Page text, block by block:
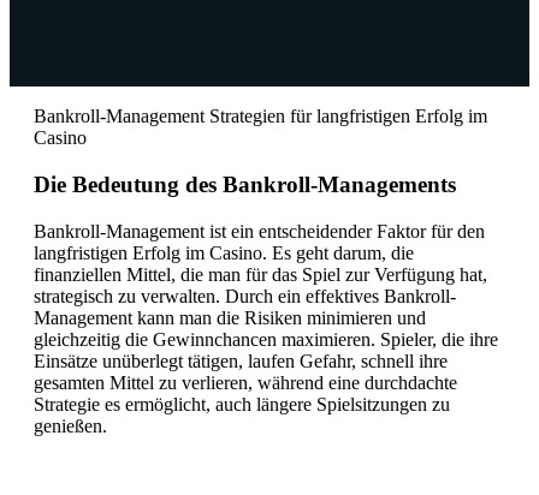
Bankroll-Management Strategien für langfristigen Erfolg im
Casino
Die Bedeutung des Bankroll-Managements
Bankroll-Management ist ein entscheidender Faktor für den
langfristigen Erfolg im Casino. Es geht darum, die
finanziellen Mittel, die man für das Spiel zur Verfügung hat,
strategisch zu verwalten. Durch ein effektives Bankroll-
Management kann man die Risiken minimieren und
gleichzeitig die Gewinnchancen maximieren. Spieler, die ihre
Einsätze unüberlegt tätigen, laufen Gefahr, schnell ihre
gesamten Mittel zu verlieren, während eine durchdachte
Strategie es ermöglicht, auch längere Spielsitzungen zu
genießen.